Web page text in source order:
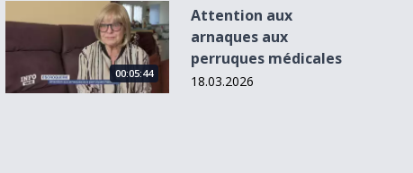
Attention aux arnaques aux perruques médicales
00:05:44
Attention aux
arnaques aux
perruques médicales
18.03.2026